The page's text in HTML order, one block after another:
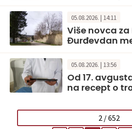
05.08.2026. | 14:11
Više novca
Đurđevdan
05.08.2026. | 13:56
Od 17.
na recept o
2 / 652